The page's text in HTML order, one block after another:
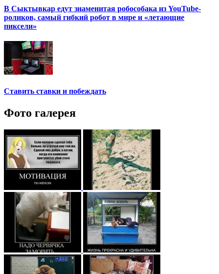
В Сыктывкар едут знаменитая робособака из YouTube-
роликов, самый гибкий робот в мире и «летающие
пиксели»
Ставить ставки и побеждать
Фото галерея